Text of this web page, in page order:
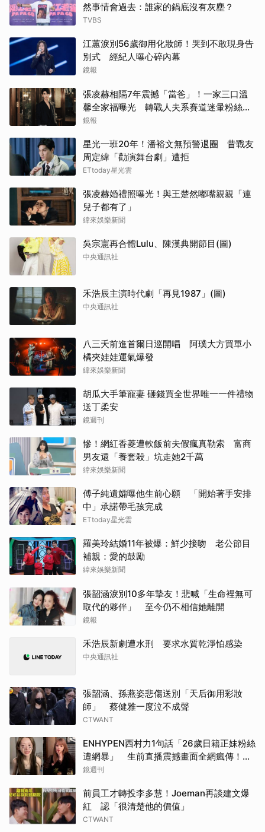
然事情會過去：誰家的鍋底沒有灰塵？
TVBS
江蕙淚別56歲御用化妝師！哭到不敢現身告
別式 經紀人曝心碎內幕
鏡報
張凌赫相隔7年震撼「當爸」！一家三口溫
馨全家福曝光 轉戰人夫系賽道迷暈粉絲嗨
喊：直接結婚
鏡報
星光一班20年！潘裕文無預警退圈 昔戰友
周定緯「勸演舞台劇」遭拒
ETtoday星光雲
張凌赫婚禮照曝光！與王楚然嘟嘴親親「連
兒子都有了」
緯來娛樂新聞
吳宗憲再合體Lulu、陳漢典開節目(圖)
中央通訊社
禾浩辰主演時代劇「再見1987」(圖)
中央通訊社
八三夭前進首爾日巡開唱 阿璞大方買單小
橘夾娃娃運氣爆發
緯來娛樂新聞
胡瓜大手筆寵妻 砸錢買全世界唯一一件禮物
送丁柔安
鏡週刊
慘！網紅香菱遭軟飯前夫假瘋真勒索 富商
男友還「養套殺」坑走她2千萬
緯來娛樂新聞
傅子純遺孀曝他生前心願 「開始著手安排
中」承諾帶毛孩完成
ETtoday星光雲
羅美玲結婚11年被爆：鮮少接吻 老公節目
補親：愛的鼓勵
緯來娛樂新聞
張韶涵淚別10多年摯友！悲喊「生命裡無可
取代的夥伴」 至今仍不相信她離開
鏡報
禾浩辰新劇遭水刑 要求水質乾淨怕感染
中央通訊社
張韶涵、孫燕姿悲傷送別「天后御用彩妝
師」 蔡健雅一度泣不成聲
CTWANT
ENHYPEN西村力1句話「26歲日籍正妹粉絲
遭網暴」 生前直播震撼畫面全網瘋傳！警
方證實死訊
鏡週刊
前員工才轉投李多慧！Joeman再談建文爆
紅 認「很清楚他的價值」
CTWANT